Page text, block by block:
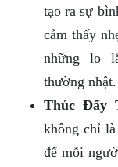
tạo ra sự
cảm thấy
những lo
thường nhật.
Thúc Đẩy
không chỉ
để mỗi